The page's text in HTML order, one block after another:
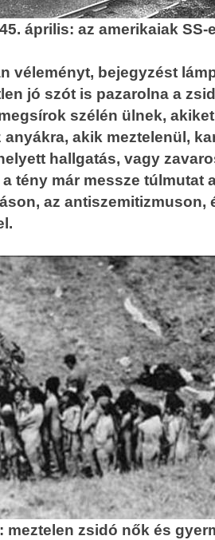
április: az amerikaiak
véleményt, bejegyzést
jó szót is pazarolna a
szélén ülnek,
anyákra, akik meztelenül,
hallgatás, vagy
tény már messze túlmutat
az antiszemitizmuson,
meztelen zsidó nők és